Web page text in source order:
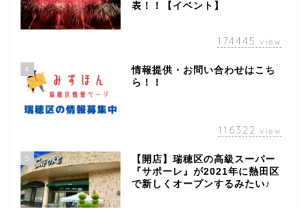
表！！【イベント】
174445 view
4
情報提供・お問い合わせはこち
ら！！
116322 view
5
【開店】瑞穂区の高級スーパー
『サポーレ』が2021年に熱田区
で新しくオープンするみたい♪